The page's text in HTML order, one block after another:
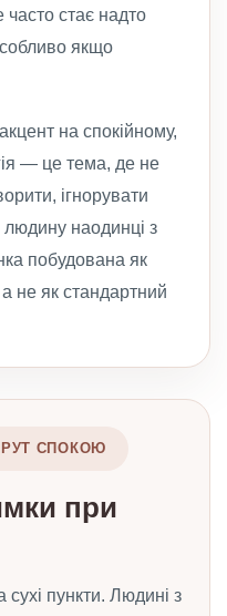
стає надто
якщо
на спокійному,
— це тема, де не
ігнорувати
людину наодинці з
побудована як
не як стандартний
СПОКОЮ
при
пункти. Людині з